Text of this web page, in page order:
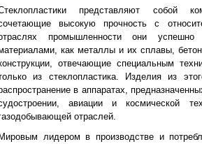
представляют собой
высокую прочность с
промышленности они
как металлы и их сплавы,
отвечающие специальным
из стеклопластика. Изделия из
в аппаратах,
авиации и космической
отраслей.
Мировым лидером в производстве и